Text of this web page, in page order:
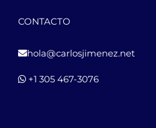
CONTACTO
hola@carlosjimenez.net
+1 305 467-3076